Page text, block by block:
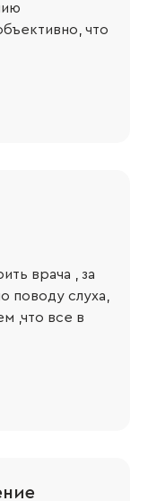
что
врача , за
поводу слуха,
,что все в